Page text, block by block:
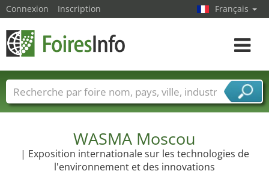
WASMA Moscou
| Exposition internationale sur les technologies de
l'environnement et des innovations
Connexion Inscription Français
Toggle
Foire noms Pays Villes
Secteurs de foire